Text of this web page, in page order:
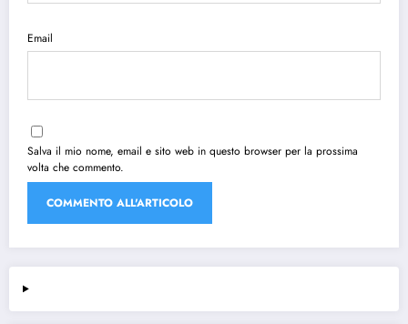
Email
Salva il mio nome, email e sito web in questo browser per la prossima
volta che commento.